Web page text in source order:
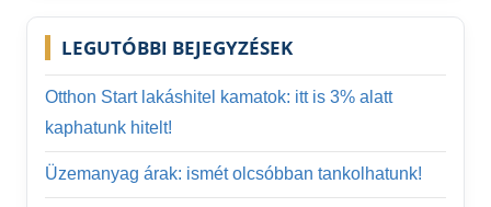
LEGUTÓBBI BEJEGYZÉSEK
Otthon Start lakáshitel kamatok: itt is 3% alatt
kaphatunk hitelt!
Üzemanyag árak: ismét olcsóbban tankolhatunk!